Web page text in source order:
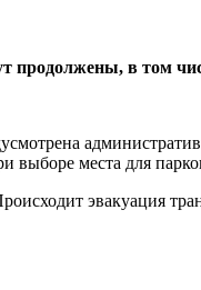
продолжены, в том
выборе места для
эвакуация